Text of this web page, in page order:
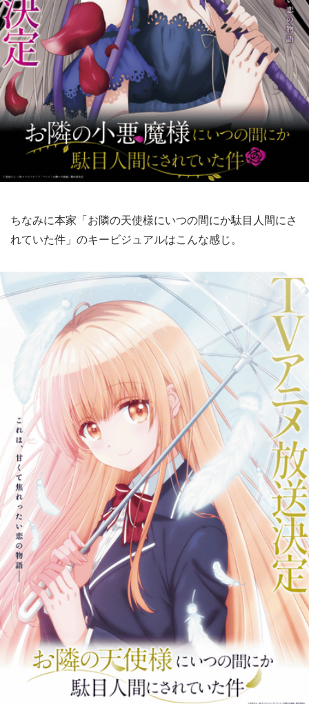
ちなみに本家「お隣の天使様にいつの間にか駄目人間にさ
れていた件」のキービジュアルはこんな感じ。